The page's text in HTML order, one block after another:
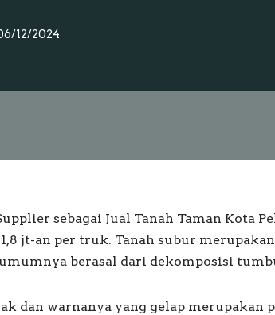
12/2024
sebagai Jual Tanah Taman Kota
jt-an per truk. Tanah subur
berasal dari dekomposisi
dan warnanya yang gelap merupakan